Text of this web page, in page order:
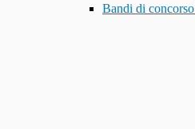
Bandi di concorso